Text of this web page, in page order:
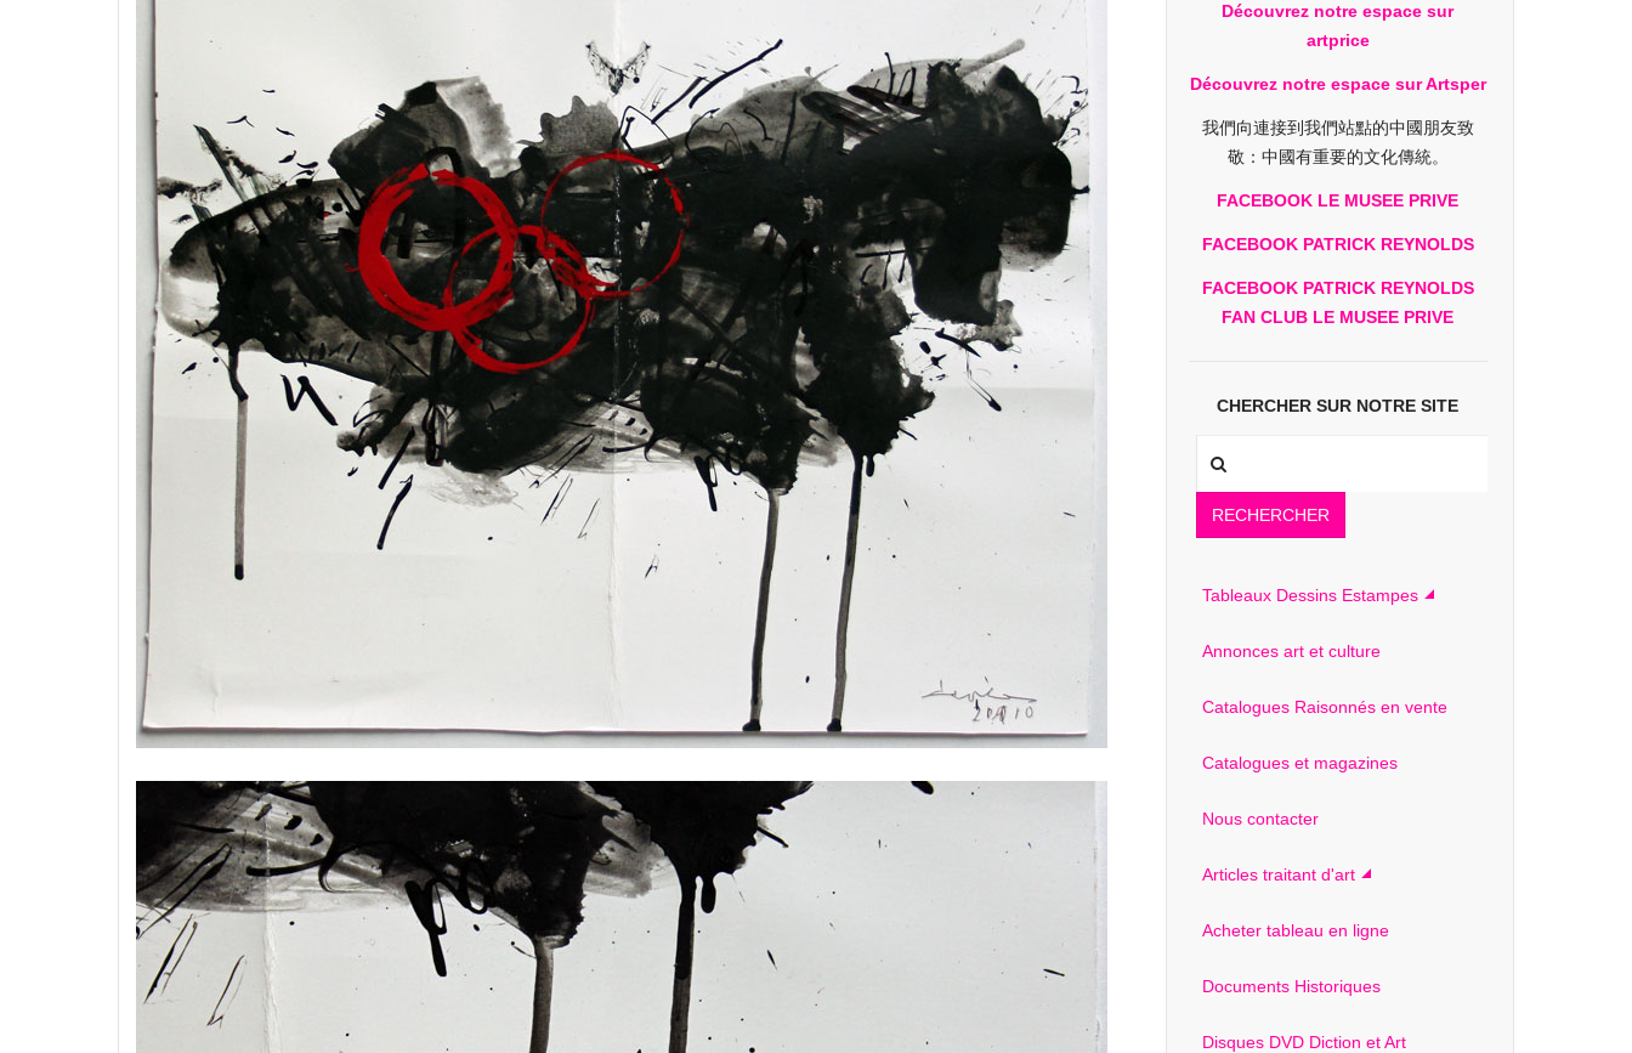
Découvrez notre espace sur
artprice
Découvrez notre espace sur Artsper
我們向連接到我們站點的中國朋友致
敬：中國有重要的文化傳統。
FACEBOOK LE MUSEE PRIVE
FACEBOOK PATRICK REYNOLDS
FACEBOOK PATRICK REYNOLDS
FAN CLUB LE MUSEE PRIVE
CHERCHER SUR NOTRE SITE
RECHERCHER
Tableaux Dessins Estampes
Annonces art et culture
Catalogues Raisonnés en vente
Catalogues et magazines
Nous contacter
Articles traitant d'art
Acheter tableau en ligne
Documents Historiques
Disques DVD Diction et Art